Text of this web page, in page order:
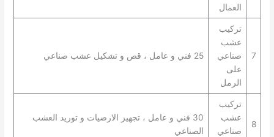
العمال
7
تركيب
عشب
صناعي
على
الرمل
25 فني و عامل ، قص و تشكيل عشب صناعي
8
تركيب
عشب
صناعي
30 فني و عامل ، تجهيز الارضيات و توريد العشب
الصناعي